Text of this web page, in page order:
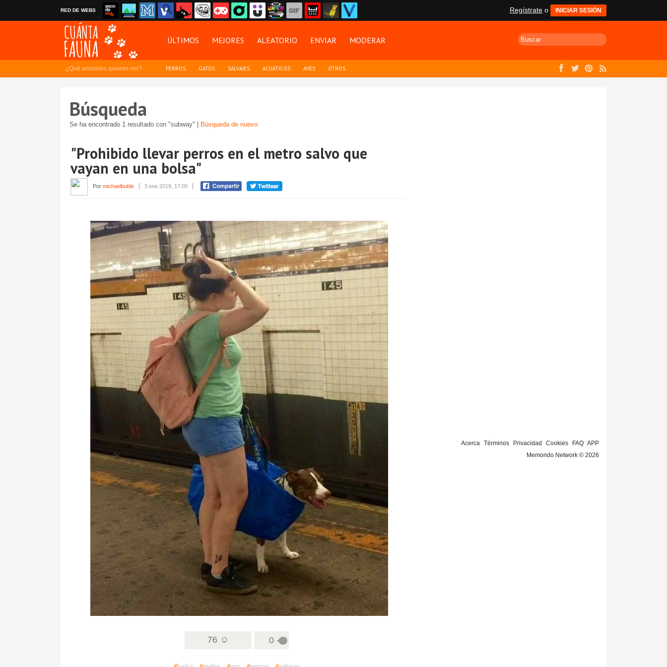
RED DE WEBS Regístrate o INICIAR SESIÓN
ÚLTIMOS MEJORES ALEATORIO ENVIAR MODERAR
¿Qué animales quieres ver? PERROS GATOS SALVAJES ACUÁTICOS AVES OTROS
Búsqueda
Se ha encontrado 1 resultado con "subway" | Búsqueda de nuevo
"Prohibido llevar perros en el metro salvo que
vayan en una bolsa"
Por michaelbuble 3 ene 2019, 17:00
76 ☺ 0
Acerca Términos Privacidad Cookies FAQ APP
Memondo Network © 2026